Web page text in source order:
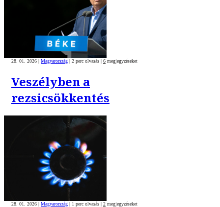
28. 01. 2026 | Magyarország | 2 perc olvasás | 6 megjegyzéseket
Veszélyben a
rezsicsökkentés
28. 01. 2026 | Magyarország | 1 perc olvasás | 2 megjegyzéseket